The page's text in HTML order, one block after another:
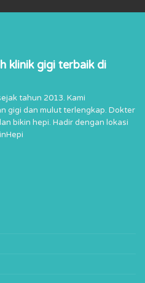
klinik gigi terbaik di
tahun 2013. Kami
gigi dan mulut terlengkap. Dokter
bikin hepi. Hadir dengan lokasi